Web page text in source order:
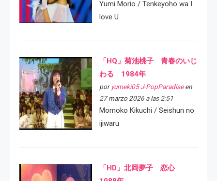
Yumi Morio / Tenkeyoho wa I
love U
「HQ」菊池桃子 青春のいじ
わる 1984年
por yumeki05 J-PopParadiseen
27 marzo 2026 a las 2:51
Momoko Kikuchi / Seishun no
ijiwaru
「HD」北岡夢子 恋心